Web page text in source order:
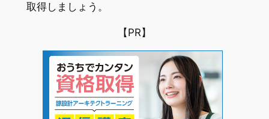
取得しましょう。
【PR】